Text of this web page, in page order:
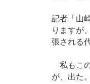
記者「山
りますが
張される
私もこ
が、出た